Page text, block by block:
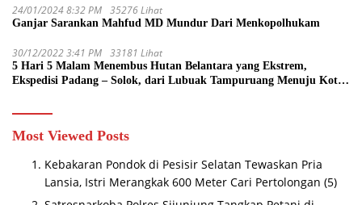
24/01/2024 8:32 PM 35276 Lihat
Ganjar Sarankan Mahfud MD Mundur Dari Menkopolhukam
30/12/2022 3:41 PM 33181 Lihat
5 Hari 5 Malam Menembus Hutan Belantara yang Ekstrem,
Ekspedisi Padang – Solok, dari Lubuak Tampuruang Menuju Koto
Most Viewed Posts
Kebakaran Pondok di Pesisir Selatan Tewaskan Pria
Lansia, Istri Merangkak 600 Meter Cari Pertolongan (5)